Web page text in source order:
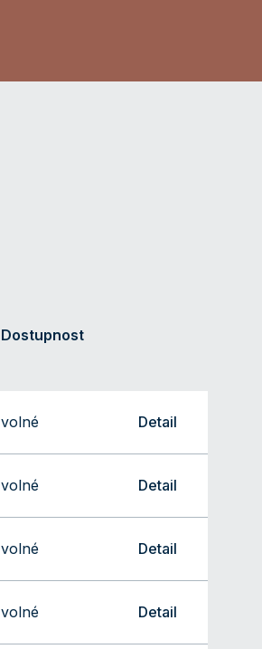
Dostupnost
volné Detail
volné Detail
volné Detail
volné Detail